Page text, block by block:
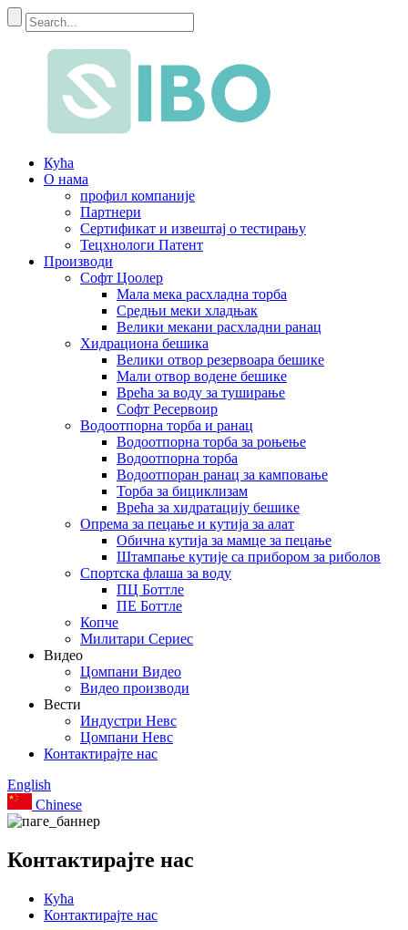
Кућа
О нама
профил компаније
Партнери
Сертификат и извештај о тестирању
Тецхнологи Патент
Производи
Софт Цоолер
Мала мека расхладна торба
Средњи меки хладњак
Велики мекани расхладни ранац
Хидрациона бешика
Велики отвор резервоара бешике
Мали отвор водене бешике
Врећа за воду за туширање
Софт Ресервоир
Водоотпорна торба и ранац
Водоотпорна торба за роњење
Водоотпорна торба
Водоотпоран ранац за камповање
Торба за бициклизам
Врећа за хидратацију бешике
Опрема за пецање и кутија за алат
Обична кутија за мамце за пецање
Штампање кутије са прибором за риболов
Спортска флаша за воду
ПЦ Боттле
ПЕ Боттле
Копче
Милитари Сериес
Видео
Цомпани Видео
Видео производи
Вести
Индустри Невс
Цомпани Невс
Контактирајте нас
English
Chinese
Контактирајте нас
Кућа
Контактирајте нас